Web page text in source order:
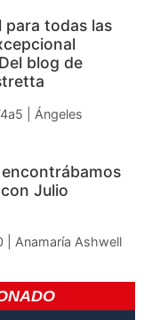
para todas las
blog de
| Ángeles
Julio
| Anamaría Ashwell